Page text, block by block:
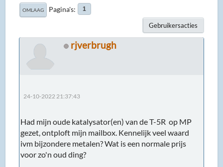
OMLAAG Pagina's 1
Gebruikersacties
rjverbrugh
24-10-2022 21:37:43
Had mijn oude katalysator(en) van de T-5R op MP
gezet, ontploft mijn mailbox. Kennelijk veel waard
ivm bijzondere metalen? Wat is een normale prijs
voor zo'n oud ding?